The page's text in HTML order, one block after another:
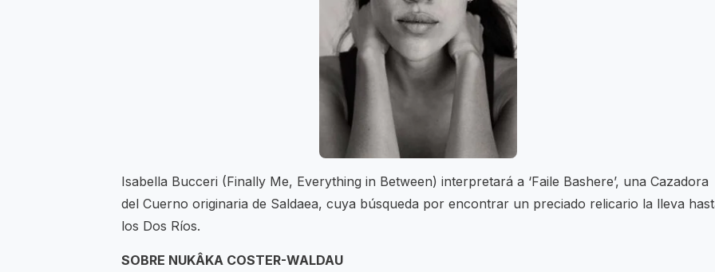
Isabella Bucceri (Finally Me, Everything in Between) interpretará a ‘Faile Bashere’, una Cazadora
del Cuerno originaria de Saldaea, cuya búsqueda por encontrar un preciado relicario la lleva
los Dos Ríos.
SOBRE NUKÂKA COSTER-WALDAU